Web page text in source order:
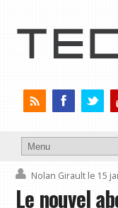
Nolan Girault le 15
Le nouvel